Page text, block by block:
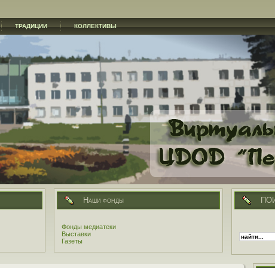
ТРАДИЦИИ КОЛЛЕКТИВЫ
Наши фонды
Фонды медиатеки
Выставки
Газеты